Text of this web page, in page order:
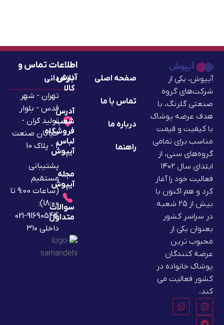
آیپوش، یکی از
شرکت‌های گروه
صنعتی گلرنگ، با
هدف عرضه پوشاک
با کیفیت و قیمت
مناسب برای تمامی
گروه‌های سنی، از
ابتدای سال ۱۴۰۲
فعالیت خود را آغاز
کرد و هم اکنون با
بیش از 25 شعبه
در سراسر کشور
بعنوان یکی از
محبوب ترین
عرضه کنندگان
پوشاک خانواده در
کشور فعالیت می
کند.
صفحه اصلی
تماس با ما
درباره ما
راهنما
بازگردانی
کالا
آدرس
شعب
فروشگاه
لباس
آیپوش
مجله
آیپوش
سوالات
متداول
تهران - شهر
قدس - بلوار
تولید گران -
خیابان صنعت
2 - پلاک 10
پشتیبانی
مستقیم
(ساعات 9:00 تا
18:00):
91690544-021
داخلی ۳۱۰
اطلاعات تماس و
آدرس